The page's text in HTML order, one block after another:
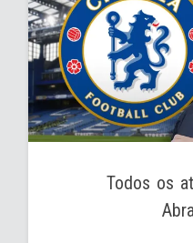
Todos os